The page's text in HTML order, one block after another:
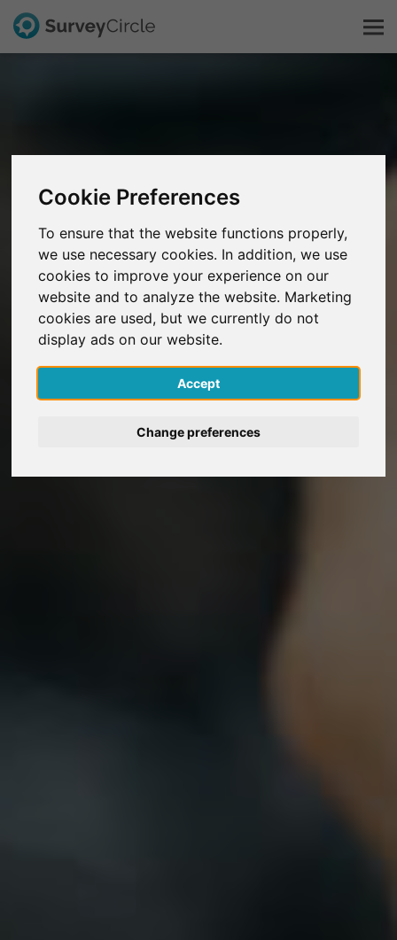
Cookie Preferences
To ensure that the website functions properly,
we use necessary cookies. In addition, we use
cookies to improve your experience on our
website and to analyze the website. Marketing
cookies are used, but we currently do not
display ads on our website.
Accept
Change preferences
Explorer la recherche
FAQ
S'inscrire gratuitement
S'inscrire
English
Deutsch
Nederlands